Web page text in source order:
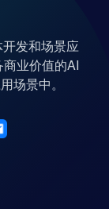
发和场景应
业价值的AI
场景中。